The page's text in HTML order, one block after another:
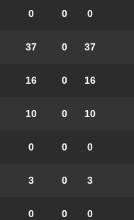
0
0
0
37
0
37
16
0
16
10
0
10
0
0
0
3
0
3
0
0
0